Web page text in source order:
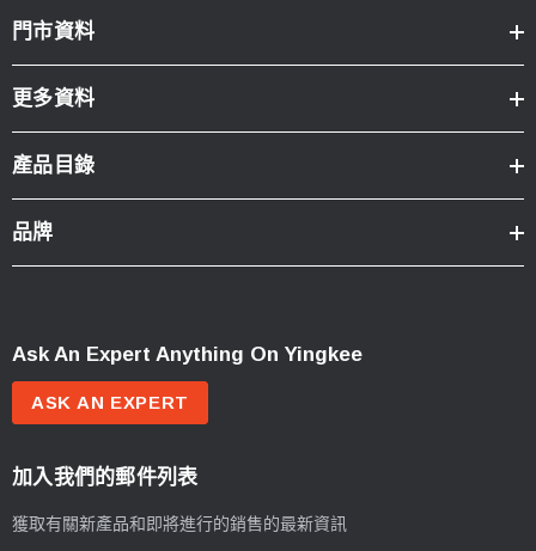
門市資料
更多資料
產品目錄
品牌
Ask An Expert Anything On Yingkee
ASK AN EXPERT
加入我們的郵件列表
獲取有關新產品和即將進行的銷售的最新資訊